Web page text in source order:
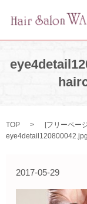
TOP [フリーペー
2017-05-29